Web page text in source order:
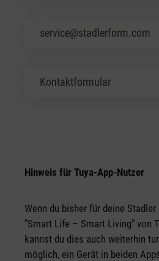
service@stadlerform.com
Kontaktformular
Hinweis für Tuya-App-Nutzer
Wenn du bisher für deine
"Smart Life – Smart Living" von
kannst du dies auch weiterhin
möglich, ein Gerät in beiden